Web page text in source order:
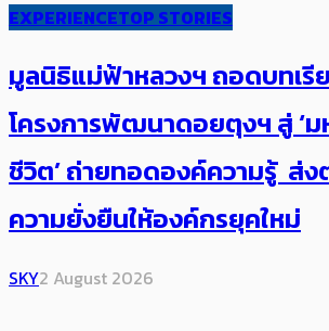
EXPERIENCETOP STORIES
มูลนิธิแม่ฟ้าหลวงฯ ถอดบทเรี
โครงการพัฒนาดอยตุงฯ สู่ ‘
ชีวิต’ ถ่ายทอดองค์ความรู้ ส่
ความยั่งยืนให้องค์กรยุคใหม่
SKY2 August 2026